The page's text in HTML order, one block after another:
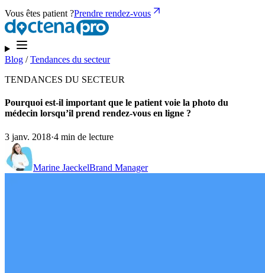
Vous êtes patient ?Prendre rendez-vous
Blog /Tendances du secteur
TENDANCES DU SECTEUR
Pourquoi est-il important que le patient voie la photo du
médecin lorsqu’il prend rendez-vous en ligne ?
3 janv. 2018·4 min de lecture
Marine JaeckelBrand Manager